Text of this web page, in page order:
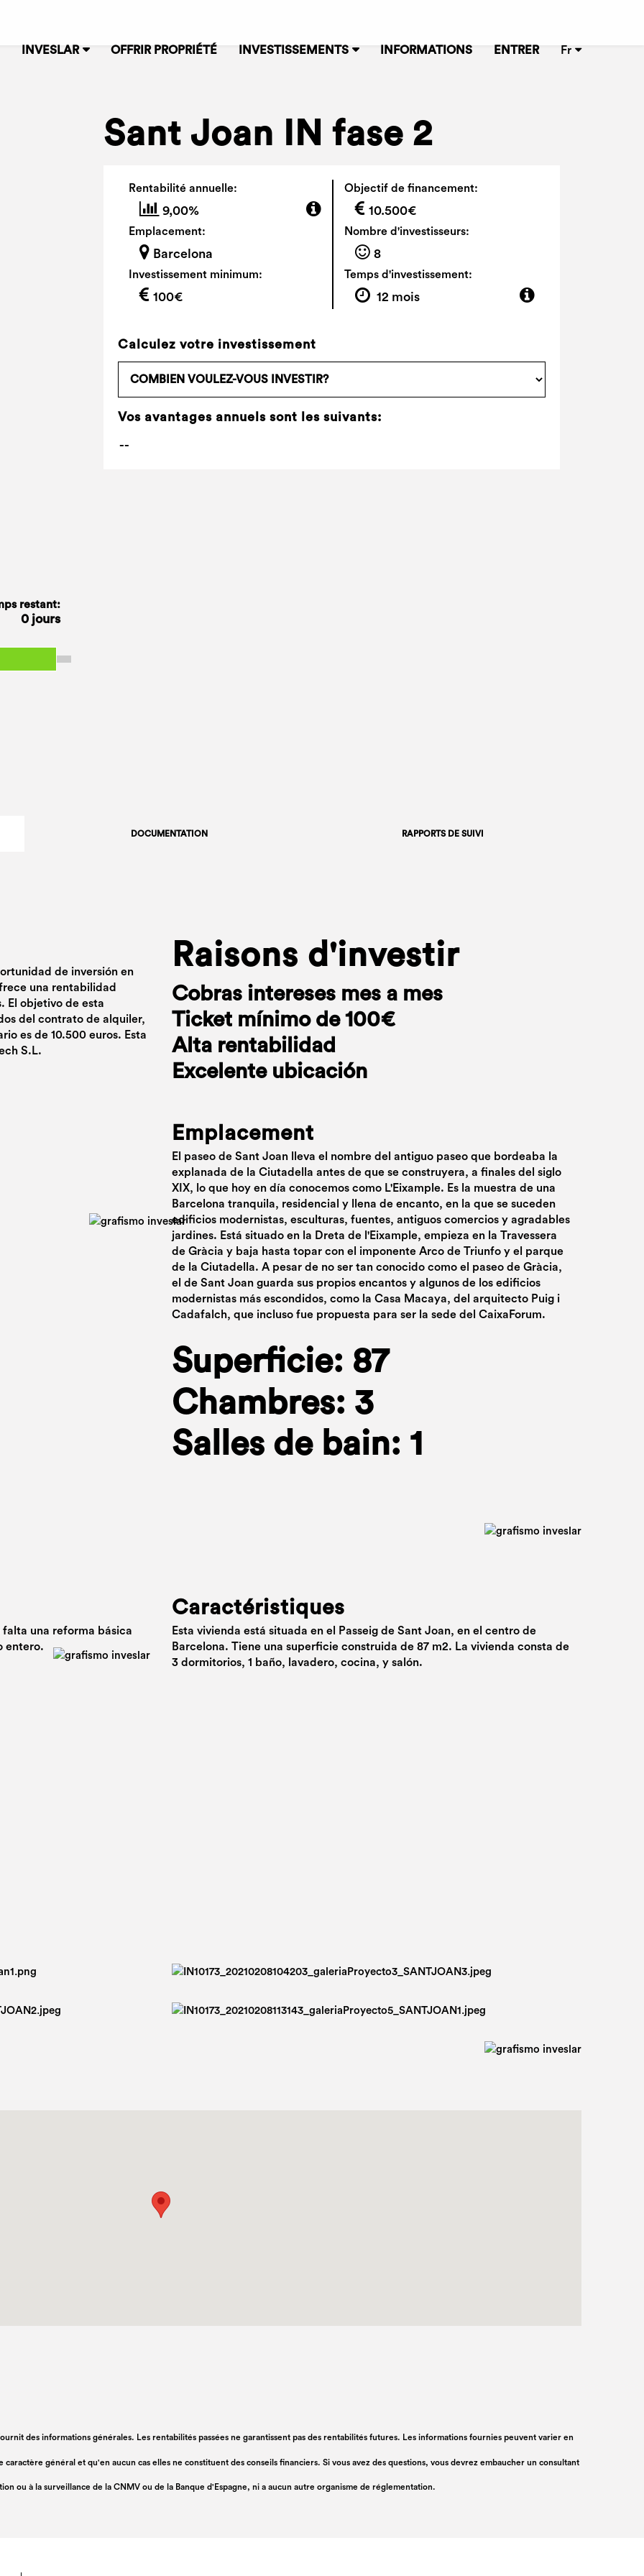
INVESLAR OFFRIR PROPRIÉTÉ INVESTISSEMENTS INFORMATIONS ENTRER Fr
Sant Joan IN fase 2
Rentabilité annuelle:
9,00%
Emplacement:
Barcelona
Investissement minimum:
100€
Objectif de financement:
10.500€
Nombre d'investisseurs:
8
Temps d'investissement:
12 mois
Calculez votre investissement
Vos avantages annuels sont les suivants:
restant:
0 jours
DOCUMENTATION RAPPORTS DE SUIVI
de inversión en
una rentabilidad
El objetivo de esta
del contrato de alquiler,
es de 10.500 euros. Esta
S.L.
Raisons d'investir
Cobras intereses mes a mes
Ticket mínimo de 100€
Alta rentabilidad
Excelente ubicación
Emplacement
El paseo de Sant Joan lleva el nombre del antiguo paseo que bordeaba la
explanada de la Ciutadella antes de que se construyera, a finales del siglo
XIX, lo que hoy en día conocemos como L'Eixample. Es la muestra de una
Barcelona tranquila, residencial y llena de encanto, en la que se suceden
edificios modernistas, esculturas, fuentes, antiguos comercios y agradables
jardines. Está situado en la Dreta de l'Eixample, empieza en la Travessera
de Gràcia y baja hasta topar con el imponente Arco de Triunfo y el parque
de la Ciutadella. A pesar de no ser tan conocido como el paseo de Gràcia,
el de Sant Joan guarda sus propios encantos y algunos de los edificios
modernistas más escondidos, como la Casa Macaya, del arquitecto Puig i
Cadafalch, que incluso fue propuesta para ser la sede del CaixaForum.
Superficie: 87
Chambres: 3
Salles de bain: 1
falta una reforma básica
entero.
Caractéristiques
Esta vivienda está situada en el Passeig de Sant Joan, en el centro de
Barcelona. Tiene una superficie construida de 87 m2. La vivienda consta de
3 dormitorios, 1 baño, lavadero, cocina, y salón.
des informations générales. Les rentabilités passées ne garantissent pas des rentabilités futures. Les informations fournies peuvent varier en
général et qu'en aucun cas elles ne constituent des conseils financiers. Si vous avez des questions, vous devrez embaucher un consultant
ou à la surveillance de la CNMV ou de la Banque d'Espagne, ni a aucun autre organisme de réglementation.